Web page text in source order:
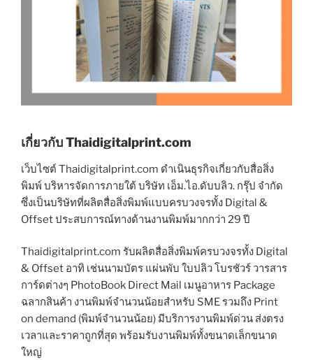
เกี่ยวกับ Thaidigitalprint.com
เว็บไซต์ Thaidigitalprint.com ดำเนินธุรกิจเกี่ยวกับสื่อสิ่ง
พิมพ์ บริหารจัดการภายใต้ บริษัท เอ็ม.ไอ.ดับบลิว. กรุ๊ป จำกัด
ซึ่งเป็นบริษัทที่ผลิตสื่อสิ่งพิมพ์แบบครบวงจรทั้ง Digital &
Offset ประสบการณ์ทางด้านงานพิมพ์มากกว่า 29 ปี
Thaidigitalprint.com รับผลิตสื่อสิ่งพิมพ์ครบวงจรทั้ง Digital
& Offset อาทิ เช่นนามบัตร แผ่นพับ ใบปลิว โบรชัวร์ วารสาร
การ์ดต่างๆ PhotoBook Direct Mail เมนูอาหาร Package
ฉลากสินค้า งานพิมพ์จำนวนน้อยสำหรับ SME รวมถึง Print
on demand (พิมพ์จำนวนน้อย) มีบริการงานพิมพ์ด่วน ส่งตรง
เวลาและราคาถูกที่สุด พร้อมรับงานพิมพ์ทั้งขนาดเล็กขนาด
ใหญ่